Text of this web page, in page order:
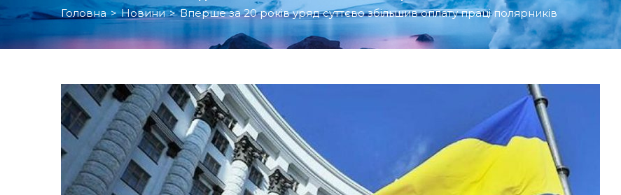
Головна > Новини > Вперше за 20 років уряд суттєво збільшив оплату праці полярників